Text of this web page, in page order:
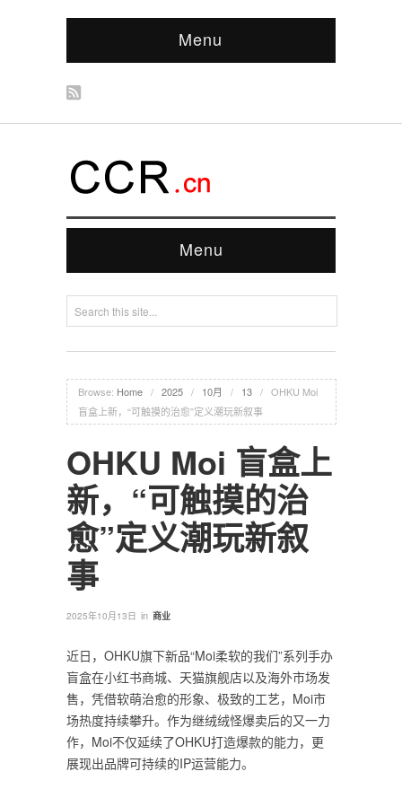
Menu
Menu
Browse: Home / 2025 / 10月 / 13 / OHKU Moi
盲盒上新，“可触摸的治愈”定义潮玩新叙事
OHKU Moi 盲盒上
新，“可触摸的治
愈”定义潮玩新叙
事
2025年10月13日 in 商业
近日，OHKU旗下新品“Moi柔软的我们”系列手办
盲盒在小红书商城、天猫旗舰店以及海外市场发
售，凭借软萌治愈的形象、极致的工艺，Moi市
场热度持续攀升。作为继绒绒怪爆卖后的又一力
作，Moi不仅延续了OHKU打造爆款的能力，更
展现出品牌可持续的IP运营能力。